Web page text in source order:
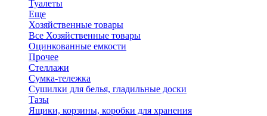
Туалеты
Еще
Хозяйственные товары
Все Хозяйственные товары
Оцинкованные емкости
Прочее
Стеллажи
Сумка-тележка
Сушилки для белья, гладильные доски
Тазы
Ящики, корзины, коробки для хранения